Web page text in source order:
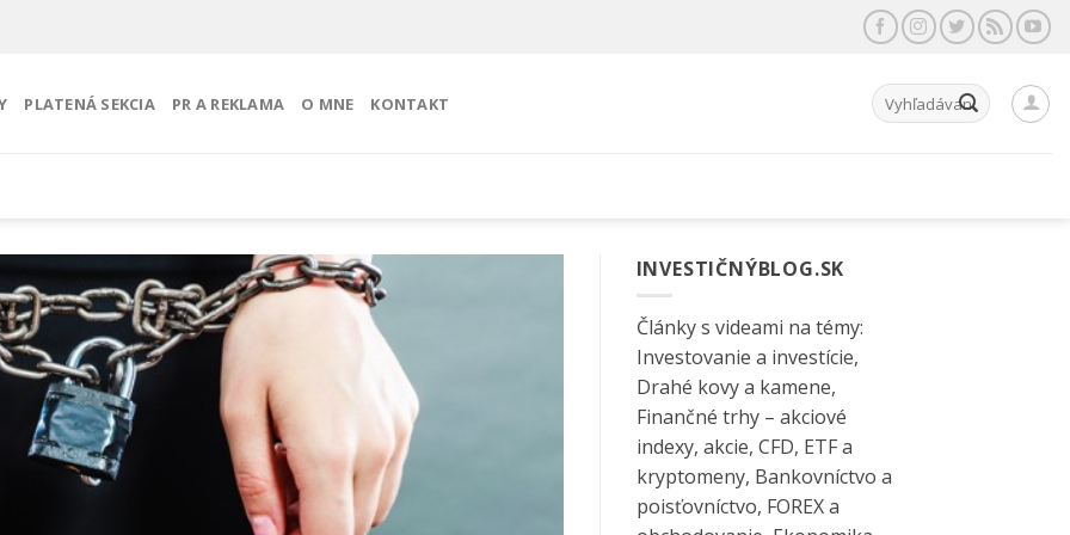
PLATENÁ SEKCIA PR A REKLAMA O MNE KONTAKT Hľadať:
INVESTIČNÝBLOG.SK
Články s videami na témy:
Investovanie a investície,
Drahé kovy a kamene,
Finančné trhy – akciové
indexy, akcie, CFD, ETF a
kryptomeny, Bankovníctvo a
poisťovníctvo, FOREX a